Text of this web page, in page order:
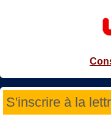
S'inscrire à la